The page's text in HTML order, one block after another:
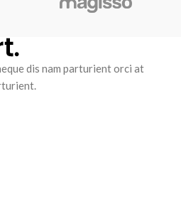
dis nam parturient orci at